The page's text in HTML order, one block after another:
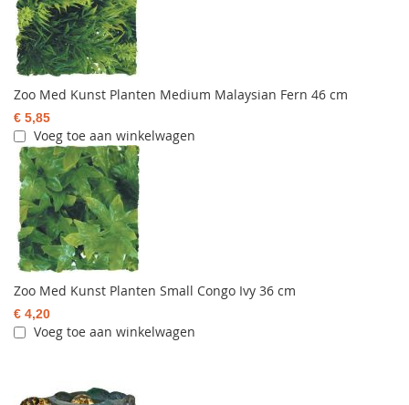
Zoo Med Kunst Planten Medium Malaysian Fern 46 cm
€ 5,85
Voeg toe aan winkelwagen
Zoo Med Kunst Planten Small Congo Ivy 36 cm
€ 4,20
Voeg toe aan winkelwagen